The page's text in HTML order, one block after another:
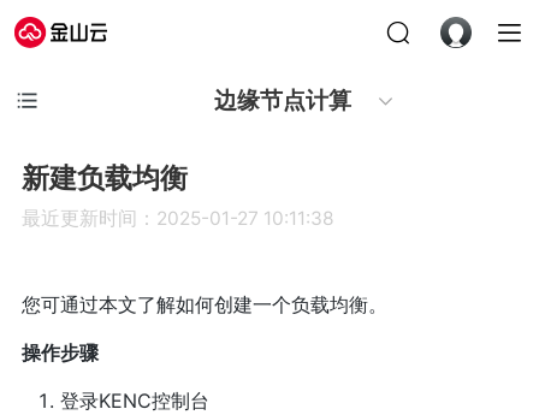
边缘节点计算
新建负载均衡
最近更新时间：2025-01-27 10:11:38
您可通过本文了解如何创建一个负载均衡。
操作步骤
登录KENC控制台